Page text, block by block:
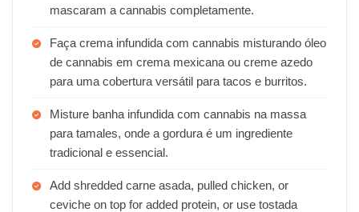
mascaram a cannabis completamente.
Faça crema infundida com cannabis misturando óleo
de cannabis em crema mexicana ou creme azedo
para uma cobertura versátil para tacos e burritos.
Misture banha infundida com cannabis na massa
para tamales, onde a gordura é um ingrediente
tradicional e essencial.
Add shredded carne asada, pulled chicken, or
ceviche on top for added protein, or use tostada